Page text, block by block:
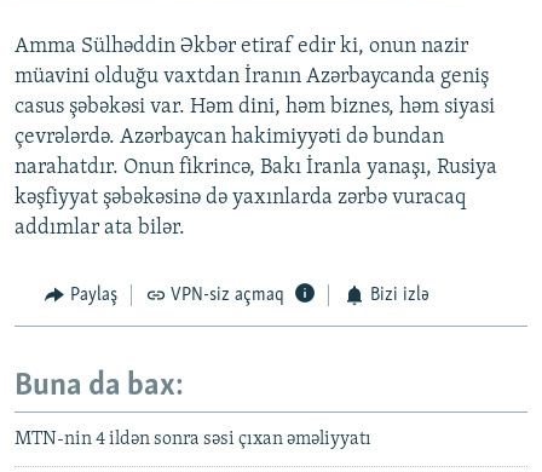
Amma Sülhəddin Əkbər etiraf edir ki, onun nazir
müavini olduğu vaxtdan İranın Azərbaycanda geniş
casus şəbəkəsi var. Həm dini, həm biznes, həm siyasi
çevrələrdə. Azərbaycan hakimiyyəti də bundan
narahatdır. Onun fikrincə, Bakı İranla yanaşı, Rusiya
kəşfiyyat şəbəkəsinə də yaxınlarda zərbə vuracaq
addımlar ata bilər.
Paylaş VPN-siz açmaq Bizi izlə
Buna da bax:
MTN-nin 4 ildən sonra səsi çıxan əməliyyatı